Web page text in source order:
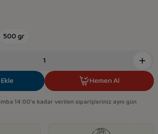
500 gr
Hemen Al
14:00'e kadar verilen siparişleriniz aynı gün